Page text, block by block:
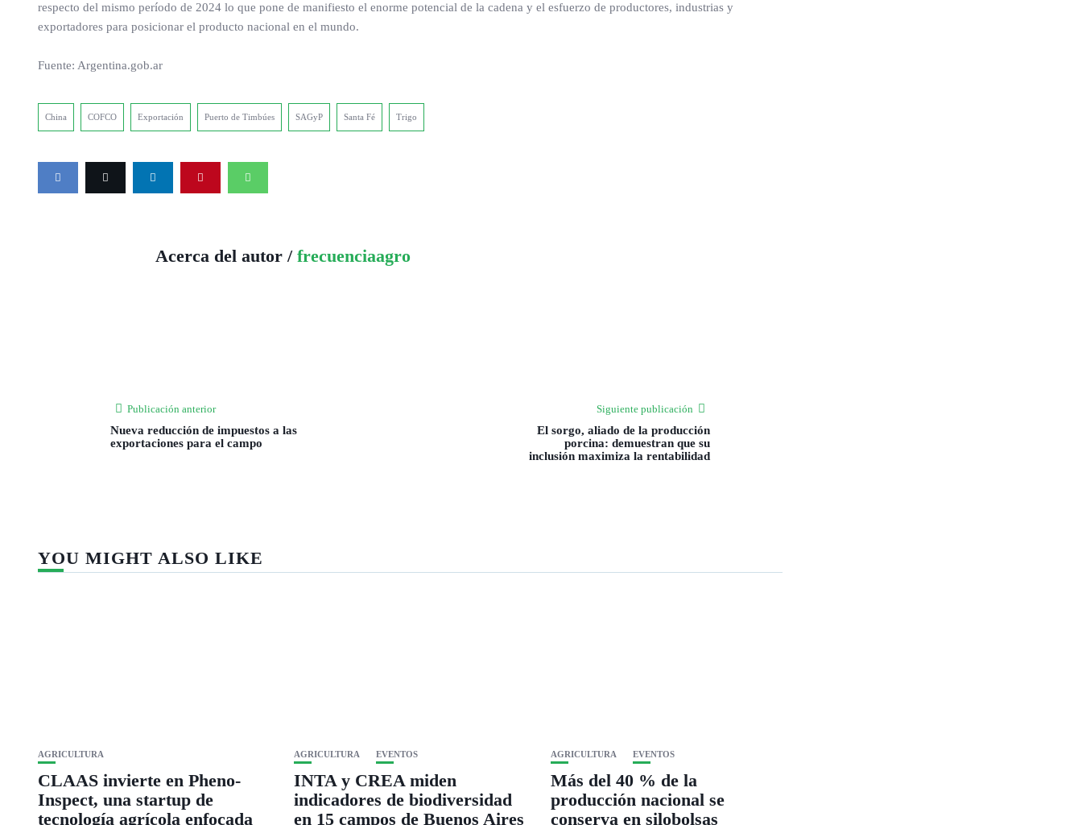
respecto del mismo período de 2024 lo que pone de manifiesto el enorme potencial de la cadena y el esfuerzo de productores, industrias y
exportadores para posicionar el producto nacional en el mundo.
Fuente: Argentina.gob.ar
China COFCO Exportación Puerto de Timbúes SAGyP Santa Fé Trigo
Acerca del autor / frecuenciaagro
Publicación anterior
Nueva reducción de impuestos a las
exportaciones para el campo
Siguiente publicación
El sorgo, aliado de la producción
porcina: demuestran que su
inclusión maximiza la rentabilidad
YOU MIGHT ALSO LIKE
AGRICULTURA
CLAAS invierte en Pheno-
Inspect, una startup de
tecnología agrícola enfocada
AGRICULTURA EVENTOS
INTA y CREA miden
indicadores de biodiversidad
en 15 campos de Buenos Aires
AGRICULTURA EVENTOS
Más del 40 % de la
producción nacional se
conserva en silobolsas